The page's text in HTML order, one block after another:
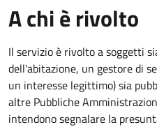
A chi è rivolto
Il servizio è rivolto a soggetti
dell'abitazione, un gestore di
un interesse legittimo) sia
altre Pubbliche
intendono segnalare la